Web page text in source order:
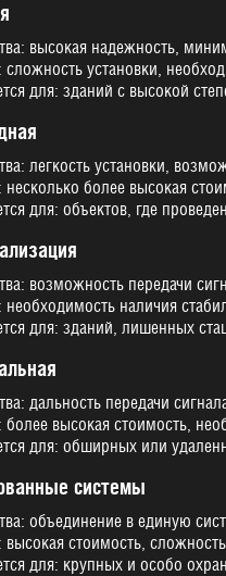
высокая надежность,
сложность установки,
для: зданий с высокой
легкость установки,
несколько более высокая
для: объектов, где
возможность передачи
необходимость наличия
для: зданий, лишенных
дальность передачи
более высокая стоимость,
для: обширных или
системы
объединение в единую
высокая стоимость,
для: крупных и особо